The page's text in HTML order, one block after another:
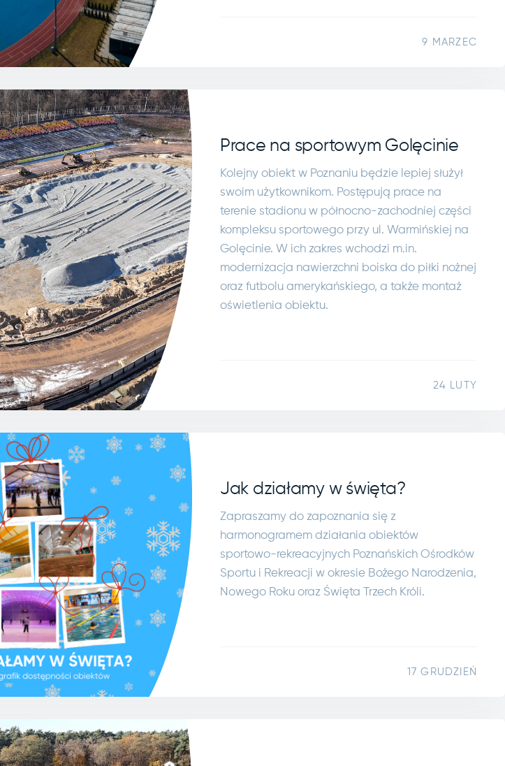
9 MARZEC
Prace na sportowym Golęcinie
Kolejny obiekt w Poznaniu będzie lepiej służył
swoim użytkownikom. Postępują prace na
terenie stadionu w północno-zachodniej części
kompleksu sportowego przy ul. Warmińskiej na
Golęcinie. W ich zakres wchodzi m.in.
modernizacja nawierzchni boiska do piłki nożnej
oraz futbolu amerykańskiego, a także montaż
oświetlenia obiektu.
24 LUTY
Jak działamy w święta?
Zapraszamy do zapoznania się z
harmonogramem działania obiektów
sportowo-rekreacyjnych Poznańskich Ośrodków
Sportu i Rekreacji w okresie Bożego Narodzenia,
Nowego Roku oraz Święta Trzech Króli.
17 GRUDZIEŃ